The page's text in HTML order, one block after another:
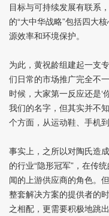
目标与可持续发展有联系
的“大中华战略”包括四大
源效率和环境保护。
为此，黄祝龄组建起一支
们日常的市场推广完全不
时候，大家第一反应还是‘
我们的名字，但其实并不
个方面，从运动鞋、手机
事实上，之所以对陶氏造
的行业“隐形冠军”，在传
闻的上游供应商的角色。
整套解决方案的提供者的
之相配，更需要积极地跳